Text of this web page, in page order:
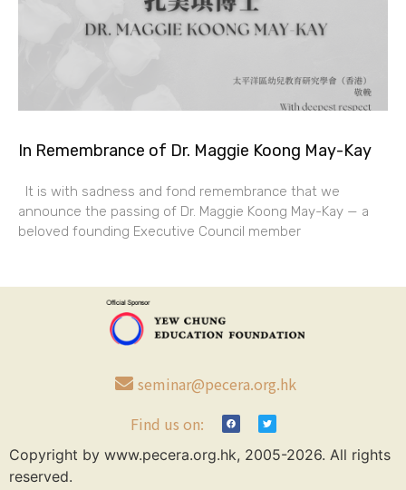
In Remembrance of Dr. Maggie Koong May-Kay
It is with sadness and fond remembrance that we
announce the passing of Dr. Maggie Koong May-Kay — a
beloved founding Executive Council member
seminar@pecera.org.hk
Find us on:
Copyright by www.pecera.org.hk, 2005-2026. All rights
reserved.